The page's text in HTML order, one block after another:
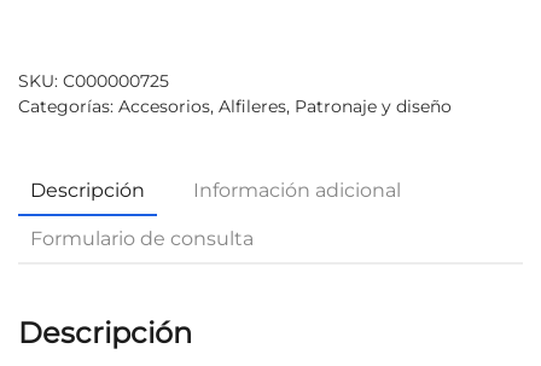
SKU: C000000725
Categorías: Accesorios, Alfileres, Patronaje y diseño
Descripción Información adicional
Formulario de consulta
Descripción